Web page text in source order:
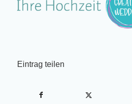
Eintrag teilen